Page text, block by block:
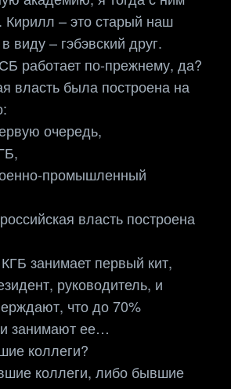
Кирилл – это старый наш
виду – гэбэвский друг.
работает по-прежнему, да?
власть была построена на
очередь,
промышленный
власть построена
занимает первый кит,
руководитель, и
что до 70%
занимают ее…
коллеги?
коллеги, либо бывшие